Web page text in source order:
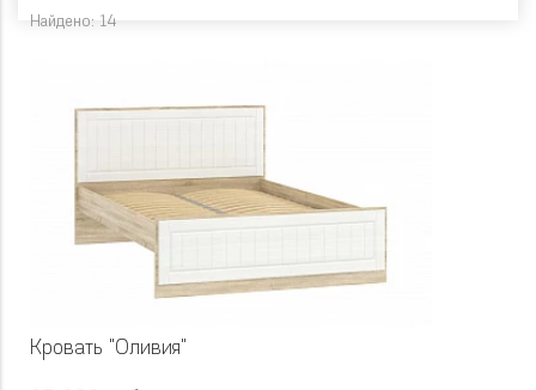
Найдено: 14
Кровать "Оливия"